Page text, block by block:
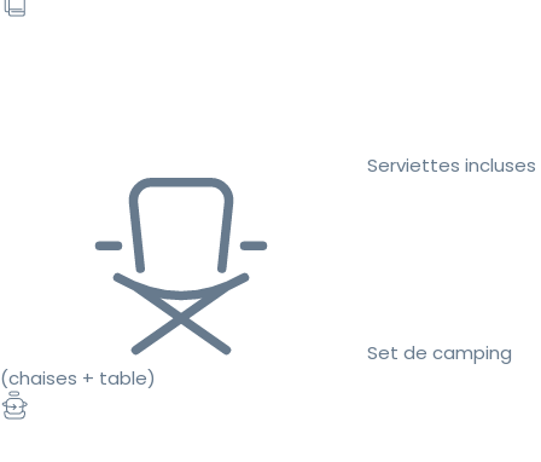
Serviettes incluses
Set de camping
(chaises + table)